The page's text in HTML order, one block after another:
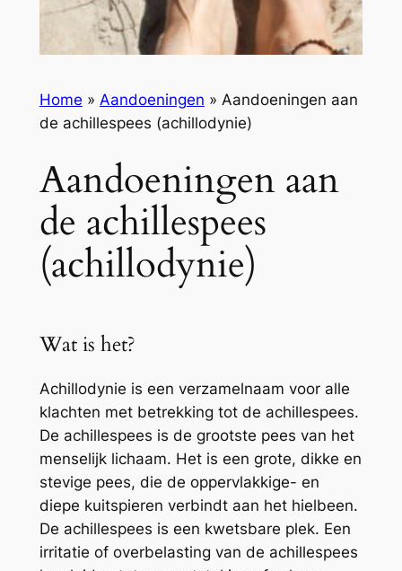
Home » Aandoeningen » Aandoeningen aan
de achillespees (achillodynie)
Aandoeningen aan
de achillespees
(achillodynie)
Wat is het?
Achillodynie is een verzamelnaam voor alle
klachten met betrekking tot de achillespees.
De achillespees is de grootste pees van het
menselijk lichaam. Het is een grote, dikke en
stevige pees, die de oppervlakkige- en
diepe kuitspieren verbindt aan het hielbeen.
De achillespees is een kwetsbare plek. Een
irritatie of overbelasting van de achillespees